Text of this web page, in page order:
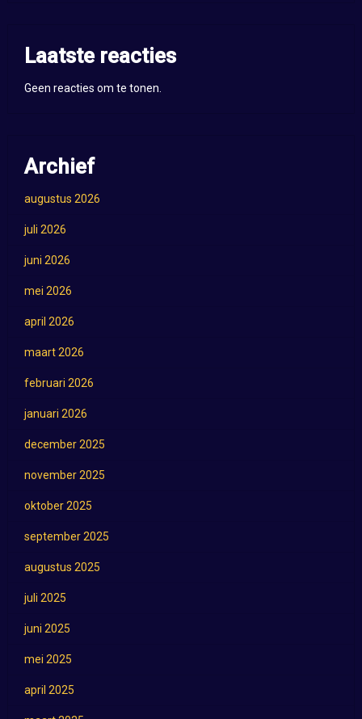
Laatste reacties
Geen reacties om te tonen.
Archief
augustus 2026
juli 2026
juni 2026
mei 2026
april 2026
maart 2026
februari 2026
januari 2026
december 2025
november 2025
oktober 2025
september 2025
augustus 2025
juli 2025
juni 2025
mei 2025
april 2025